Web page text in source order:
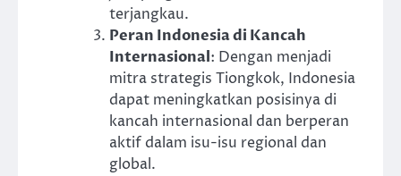
terjangkau.
Peran Indonesia di Kancah
Internasional: Dengan menjadi
mitra strategis Tiongkok, Indonesia
dapat meningkatkan posisinya di
kancah internasional dan berperan
aktif dalam isu-isu regional dan
global.